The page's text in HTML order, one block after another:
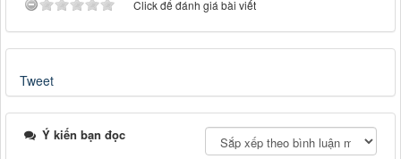
Click để đánh giá bài viết
Tweet
Ý kiến bạn đọc